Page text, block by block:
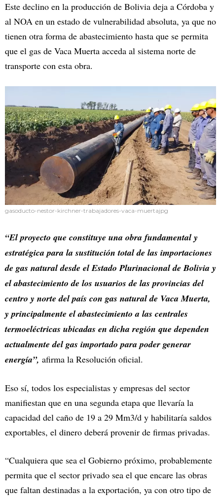
Este declino en la producción de Bolivia deja a Córdoba y
al NOA en un estado de vulnerabilidad absoluta, ya que no
tienen otra forma de abastecimiento hasta que se permita
que el gas de Vaca Muerta acceda al sistema norte de
transporte con esta obra.
gasoducto-nestor-kirchner-trabajadores-vaca-muertajpg
“El proyecto que constituye una obra fundamental y
estratégica para la sustitución total de las importaciones
de gas natural desde el Estado Plurinacional de Bolivia y
el abastecimiento de los usuarios de las provincias del
centro y norte del país con gas natural de Vaca Muerta,
y principalmente el abastecimiento a las centrales
termoeléctricas ubicadas en dicha región que dependen
actualmente del gas importado para poder generar
energía”, afirma la Resolución oficial.
Eso sí, todos los especialistas y empresas del sector
manifiestan que en una segunda etapa que llevaría la
capacidad del caño de 19 a 29 Mm3/d y habilitaría saldos
exportables, el dinero deberá provenir de firmas privadas.
“Cualquiera que sea el Gobierno próximo, probablemente
permita que el sector privado sea el que encare las obras
que faltan destinadas a la exportación, ya con otro tipo de